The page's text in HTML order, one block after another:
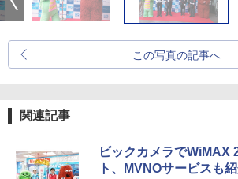
この写真の記事へ
関連記事
ビックカメラでWiMAX
ト、MVNOサービスも